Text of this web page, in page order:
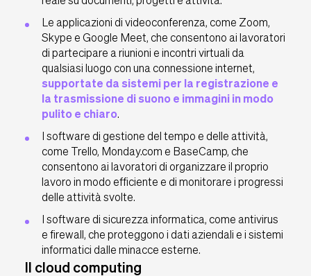
Le applicazioni di videoconferenza, come Zoom,
Skype e Google Meet, che consentono ai lavoratori
di partecipare a riunioni e incontri virtuali da
qualsiasi luogo con una connessione internet,
supportate da sistemi per la registrazione e
la trasmissione di suono e immagini in modo
pulito e chiaro.
I software di gestione del tempo e delle attività,
come Trello, Monday.com e BaseCamp, che
consentono ai lavoratori di organizzare il proprio
lavoro in modo efficiente e di monitorare i progressi
delle attività svolte.
I software di sicurezza informatica, come antivirus
e firewall, che proteggono i dati aziendali e i sistemi
informatici dalle minacce esterne.
Il cloud computing